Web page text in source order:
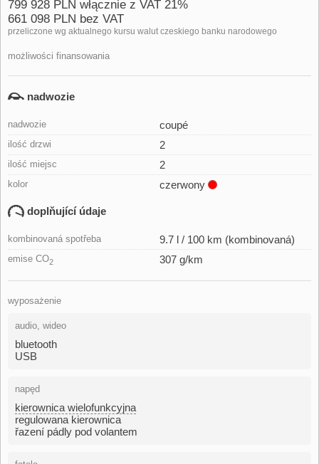
799 928 PLN włącznie z VAT 21%
661 098 PLN bez VAT
przeliczone wg aktualnego kursu walut czeskiego banku narodowego
możliwości finansowania
nadwozie
nadwozie coupé
ilość drzwi 2
ilość miejsc 2
kolor czerwony
doplňující údaje
kombinovaná spotřeba 9.7 l / 100 km (kombinovaná)
emise CO2 307 g/km
wyposażenie
audio, wideo
bluetooth
USB
napęd
kierownica wielofunkcyjna
regulowana kierownica
řazení pádly pod volantem